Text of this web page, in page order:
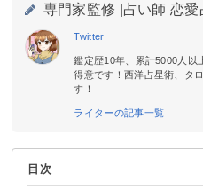
専門家監修 | 占い師 恋
Twitter
鑑定歴10年、累計5000人以
得意です！西洋占星術、タ
す！
ライターの記事一覧
目次